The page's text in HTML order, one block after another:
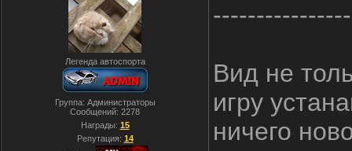
Легенда автоспорта
Группа: Администраторы
Сообщений: 2278
Награды: 15
Репутация: 14
Вид не
игру
ничего